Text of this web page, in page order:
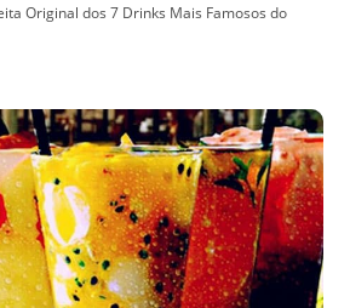
Original dos 7 Drinks Mais Famosos do